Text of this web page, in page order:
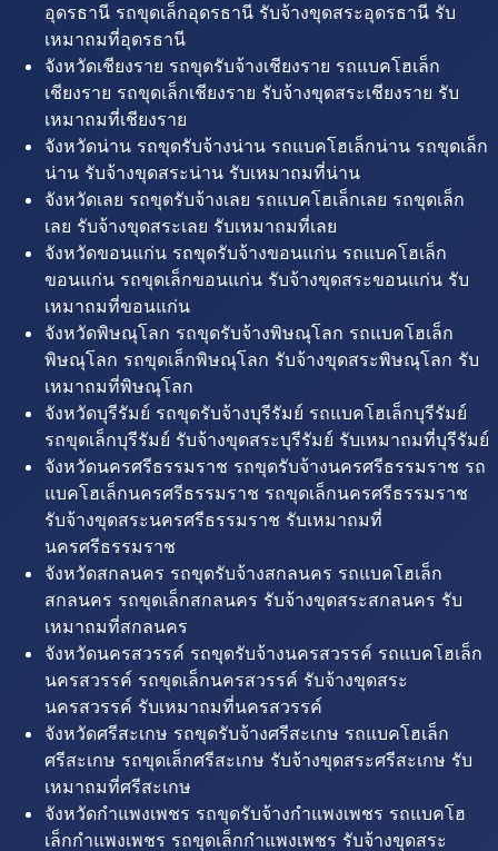
อุดรธานี รถขุดเล็กอุดรธานี รับจ้างขุดสระอุดรธานี รับ
เหมาถมที่อุดรธานี
จังหวัดเชียงราย รถขุดรับจ้างเชียงราย รถแบคโฮเล็ก
เชียงราย รถขุดเล็กเชียงราย รับจ้างขุดสระเชียงราย รับ
เหมาถมที่เชียงราย
จังหวัดน่าน รถขุดรับจ้างน่าน รถแบคโฮเล็กน่าน รถขุดเล็ก
น่าน รับจ้างขุดสระน่าน รับเหมาถมที่น่าน
จังหวัดเลย รถขุดรับจ้างเลย รถแบคโฮเล็กเลย รถขุดเล็ก
เลย รับจ้างขุดสระเลย รับเหมาถมที่เลย
จังหวัดขอนแก่น รถขุดรับจ้างขอนแก่น รถแบคโฮเล็ก
ขอนแก่น รถขุดเล็กขอนแก่น รับจ้างขุดสระขอนแก่น รับ
เหมาถมที่ขอนแก่น
จังหวัดพิษณุโลก รถขุดรับจ้างพิษณุโลก รถแบคโฮเล็ก
พิษณุโลก รถขุดเล็กพิษณุโลก รับจ้างขุดสระพิษณุโลก รับ
เหมาถมที่พิษณุโลก
จังหวัดบุรีรัมย์ รถขุดรับจ้างบุรีรัมย์ รถแบคโฮเล็กบุรีรัมย์
รถขุดเล็กบุรีรัมย์ รับจ้างขุดสระบุรีรัมย์ รับเหมาถมที่บุรีรัมย์
จังหวัดนครศรีธรรมราช รถขุดรับจ้างนครศรีธรรมราช รถ
แบคโฮเล็กนครศรีธรรมราช รถขุดเล็กนครศรีธรรมราช
รับจ้างขุดสระนครศรีธรรมราช รับเหมาถมที่
นครศรีธรรมราช
จังหวัดสกลนคร รถขุดรับจ้างสกลนคร รถแบคโฮเล็ก
สกลนคร รถขุดเล็กสกลนคร รับจ้างขุดสระสกลนคร รับ
เหมาถมที่สกลนคร
จังหวัดนครสวรรค์ รถขุดรับจ้างนครสวรรค์ รถแบคโฮเล็ก
นครสวรรค์ รถขุดเล็กนครสวรรค์ รับจ้างขุดสระ
นครสวรรค์ รับเหมาถมที่นครสวรรค์
จังหวัดศรีสะเกษ รถขุดรับจ้างศรีสะเกษ รถแบคโฮเล็ก
ศรีสะเกษ รถขุดเล็กศรีสะเกษ รับจ้างขุดสระศรีสะเกษ รับ
เหมาถมที่ศรีสะเกษ
จังหวัดกำแพงเพชร รถขุดรับจ้างกำแพงเพชร รถแบคโฮ
เล็กกำแพงเพชร รถขุดเล็กกำแพงเพชร รับจ้างขุดสระ